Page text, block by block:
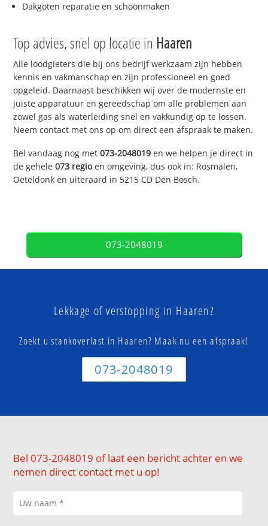
Dakgoten reparatie en schoonmaken
Top advies, snel op locatie in Haaren
Alle loodgieters die bij ons bedrijf werkzaam zijn hebben
kennis en vakmanschap en zijn professioneel en goed
opgeleid. Daarnaast beschikken wij over de modernste en
juiste apparatuur en gereedschap om alle problemen aan
zowel gas als waterleiding snel en vakkundig op te lossen.
Neem contact met ons op om direct een afspraak te maken.
Bel vandaag nog met073-2048019 en we helpen je direct in
de gehele073 regioen omgeving, dus ook in: Rosmalen,
Oeteldonk en uiteraard in 5215 CD Den Bosch.
073-2048019
Lekkage of verstopping in Haaren?
Zoekt u stankoverlast in Haaren? Maak nu een afspraak!
073-2048019
Bel 073-2048019 of laat een bericht achter en we
nemen direct contact met u op!